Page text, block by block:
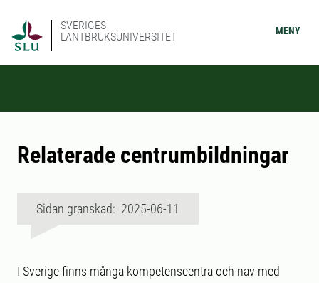
SVERIGES
LANTBRUKSUNIVERSITET
MENY
Relaterade centrumbildningar
Sidan granskad: 2025-06-11
I Sverige finns många kompetenscentra och nav med